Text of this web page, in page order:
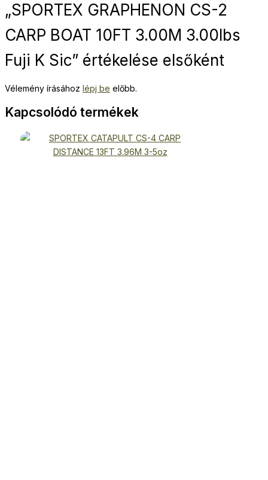
„SPORTEX GRAPHENON CS-2
CARP BOAT 10FT 3.00M 3.00lbs
Fuji K Sic” értékelése elsőként
Vélemény írásához lépj be előbb.
Kapcsolódó termékek